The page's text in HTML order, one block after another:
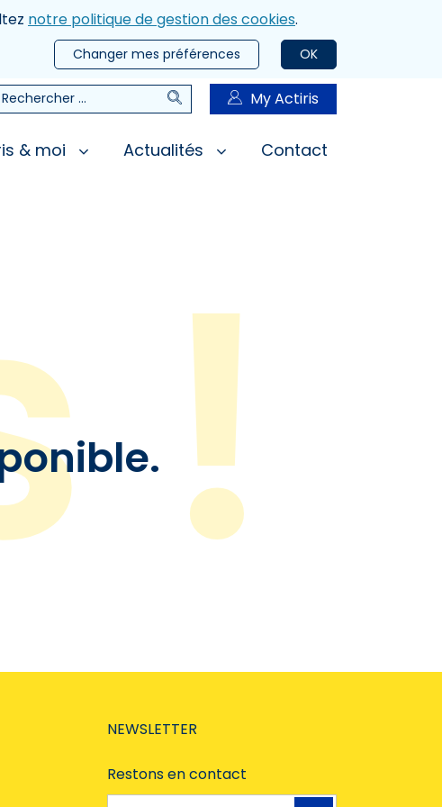
notre politique de gestion des cookies.
OK
Changer mes préférences
RechercherMy Actiris
& moi Actualités Contact
NEWSLETTER
Restons en contact